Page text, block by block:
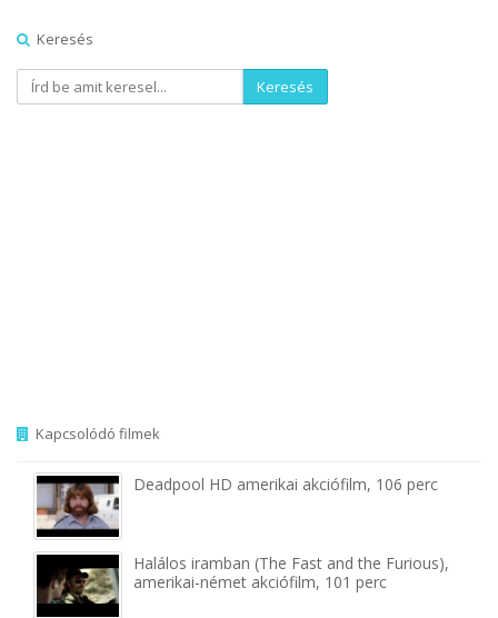
Keresés
Keresés
Kapcsolódó filmek
Deadpool HD amerikai akciófilm, 106 perc
Halálos iramban (The Fast and the Furious),
amerikai-német akciófilm, 101 perc